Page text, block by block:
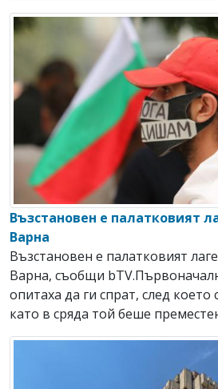
Възстановен е палатковият
Варна
Възстановен е палатковият
Варна, съобщи
опитаха да ги спрат, след което
като в сряда той беше